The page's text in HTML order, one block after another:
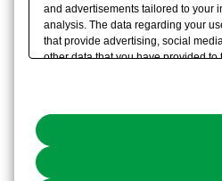
and advertisements tailored to your
analysis. The data regarding your
that provide advertising, social
other data that you have provided
the use of all Cookies except for
You can change your consent or